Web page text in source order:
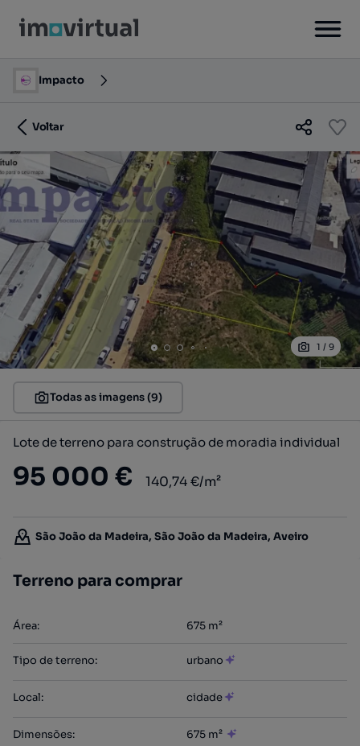
Impacto
Voltar
1 / 9
Todas as imagens (9)
Lote de terreno para construção de moradia individual
95 000 € 140,74 €/m²
São João da Madeira, São João da Madeira, Aveiro
Terreno para comprar
Área: 675 m²
Tipo de terreno: urbano
Local: cidade
Dimensões: 675 m²